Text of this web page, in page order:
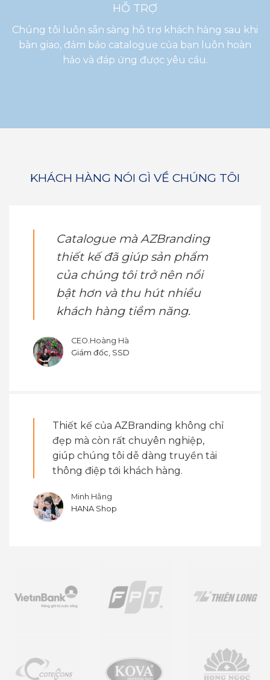
HỖ TRỢ
Chúng tôi luôn sẵn sàng hỗ trợ khách hàng sau khi
bàn giao, đảm bảo catalogue của bạn luôn hoàn
hảo và đáp ứng được yêu cầu.
KHÁCH HÀNG NÓI GÌ VỀ CHÚNG TÔI
Catalogue mà AZBranding
thiết kế đã giúp sản phẩm
của chúng tôi trở nên nổi
bật hơn và thu hút nhiều
khách hàng tiềm năng.
CEO.Hoàng Hà
Giám đốc, SSD
Thiết kế của AZBranding không chỉ
đẹp mà còn rất chuyên nghiệp,
giúp chúng tôi dễ dàng truyền tải
thông điệp tới khách hàng.
Minh Hằng
HANA Shop